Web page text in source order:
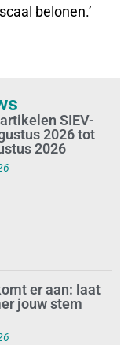
belonen.’
SIEV-
2026 tot
2026
er aan: laat
jouw stem